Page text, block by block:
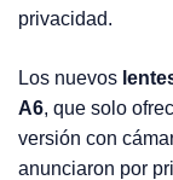
privacidad.
Los nuevos
A6, que solo
versión con
anunciaron por